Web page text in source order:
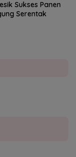
Sukses Panen
Serentak